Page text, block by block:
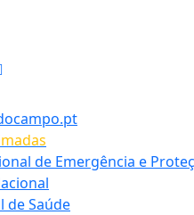
de Emergência e
de Saúde